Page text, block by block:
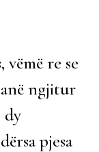
vëmë re se
ngjitur
dy
pjesa